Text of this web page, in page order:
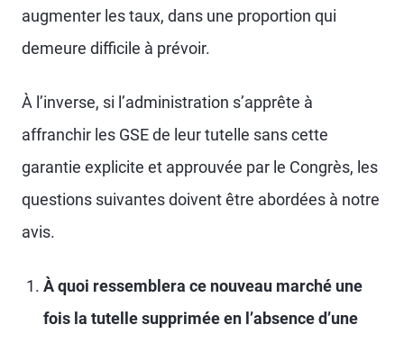
augmenter les taux, dans une proportion qui
demeure difficile à prévoir.
À l’inverse, si l’administration s’apprête à
affranchir les GSE de leur tutelle sans cette
garantie explicite et approuvée par le Congrès, les
questions suivantes doivent être abordées à notre
avis.
À quoi ressemblera ce nouveau marché une
fois la tutelle supprimée en l’absence d’une